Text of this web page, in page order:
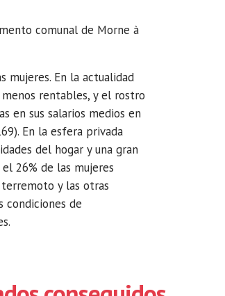
comunal de Morne à
mujeres. En la actualidad
rentables, y el rostro
en sus salarios medios en
En la esfera privada
del hogar y una gran
26% de las mujeres
y las otras
condiciones de